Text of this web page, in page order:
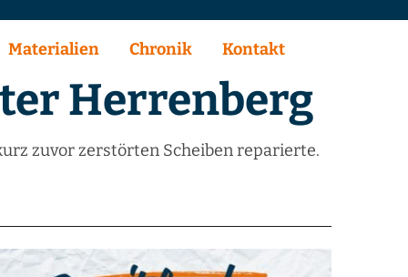
Materialien Chronik Kontakt
Herrenberg
zuvor zerstörten Scheiben reparierte.